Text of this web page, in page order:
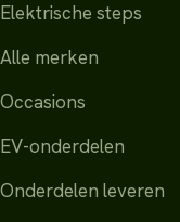
Elektrische steps
Alle merken
Occasions
EV-onderdelen
Onderdelen leveren